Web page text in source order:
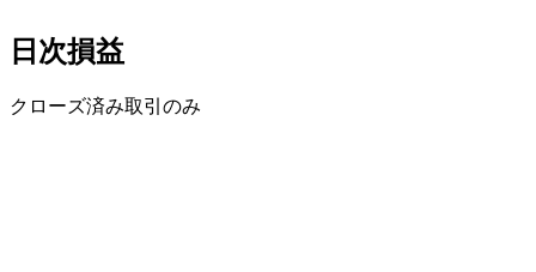
日次損益
クローズ済み取引のみ